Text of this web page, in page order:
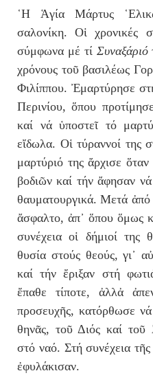
῾Η Ἁγία Μάρτυς ῾
σαλονίκη. Οἱ χρονικές
σύμφωνα μέ τί Συναξάριό
χρόνους τοῦ βασιλέως
Φιλίππου. Ἐμαρτύρησε στ
Περινίου,ὅπου
καί νά ὑποστεῖτό
εἴδωλα. Οἱ τύραννοί της
μαρτύριό τηςἄρχισεὅταν
βοδιῶν καί τήνἄφησαν
θαυματουργικά. Μετά ἀπό
ἄσφαλτο,ἀπ᾿ ὅπου ὅμως
συνέχεια οἱ δήμιοί της
θυσία στούς θεούς, γι᾿ αὐ
καί τήνἔριξαν στή
ἔπαθε τίποτε, ἀλλἀ ἀ
προσευχῆς, κατόρθωσε νά
θηνᾶς, τοῦΔιός καί τοῦ
στό ναό. Στή συνέχεια τῆς
ἐφυλάκισαν.